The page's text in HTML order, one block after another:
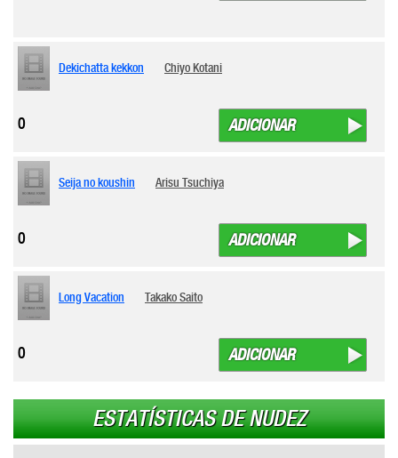
Dekichatta kekkon Chiyo Kotani
ADICIONAR
0
Seija no koushin Arisu Tsuchiya
ADICIONAR
0
Long Vacation Takako Saito
ADICIONAR
0
ESTATÍSTICAS DE NUDEZ